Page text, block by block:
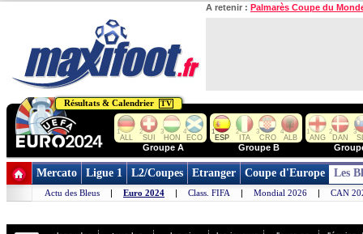
A retenir : Palmarès Coupe du
Résultats & Calendrier TV
1
ALL
2
SUI
3
HON
4
ECO
1
ESP
2
ITA
3
CRO
4
ALB
1
ANG
2
DAN
3
Groupe A Groupe B
Mercato Ligue 1 L2/Coupes Etranger Coupe d'Europe Les
Actu des Bleus | Euro 2024 | Class. FIFA | Mondial 2026 | CAN